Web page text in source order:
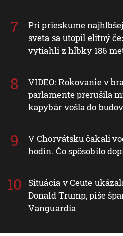
Pri prieskume
sveta sa utopil elitný
vytiahli z hĺbky 186
VIDEO: Rokovanie v
parlamente prerušila
kapybár vošla do
V Chorvátsku čakali
hodín. Čo spôsobilo
Situácia v Ceute
Donald Trump, píše
Vanguardia